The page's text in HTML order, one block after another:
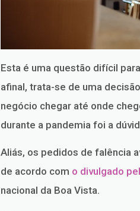
Esta é uma questão difícil
afinal, trata-se de uma
negócio chegar até onde
durante a pandemia foi a
Aliás, os pedidos de falência
de acordo com o divulgado
nacional da Boa Vista.